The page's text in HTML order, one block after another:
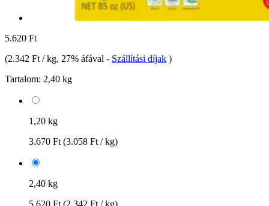
5.620 Ft
(2.342 Ft / kg, 27% áfával - Szállítási díjak )
Tartalom: 2,40 kg
1,20 kg
3.670 Ft (3.058 Ft / kg)
2,40 kg
5.620 Ft (2.342 Ft / kg)